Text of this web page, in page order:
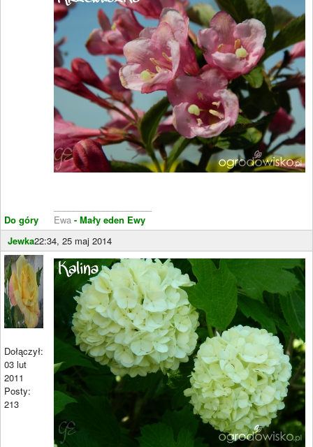
Do góry
Ewa - Mały eden Ewy
Jewka22:34, 25 maj 2014
Dołączył:
03 lut
2011
Posty:
213